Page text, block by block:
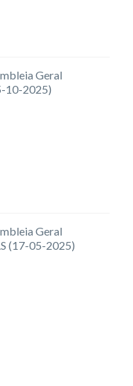
Geral
10-2025)
Geral
(17-05-2025)